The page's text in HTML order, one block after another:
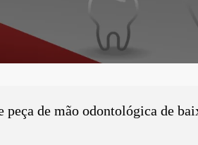
peça de mão odontológica de